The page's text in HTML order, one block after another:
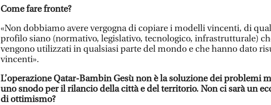
Come fare fronte?
«Non dobbiamo avere vergogna di copiare i modelli vincenti, di
profilo siano (normativo, legislativo, tecnologico, infrastrutturale)
vengono utilizzati in qualsiasi parte del mondo e che hanno dato
vincenti».
L’operazione Qatar-Bambin Gesù non è la soluzione dei problemi
uno snodo per il rilancio della città e del territorio. Non ci sarà un
di ottimismo?